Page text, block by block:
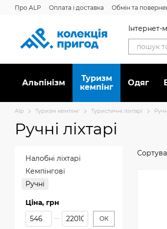
Перейти до основного контенту
Про ALP Оплата і доставка Обмін та
Інтернет-
Альпінізм
Туризм
кемпінг
Oдяг
Alp Туризм кемпінг Туристичні ліхтарі
Ручні ліхтарі
Налобні ліхтарі
Кемпінгові
Ручні
Ціна, грн
Від Ціна, грн
До Ціна, грн ОК